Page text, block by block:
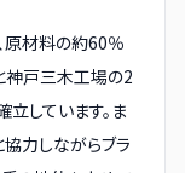
原材料の約60％
神戸三木工場の2
しています。ま
協力しながらブラ